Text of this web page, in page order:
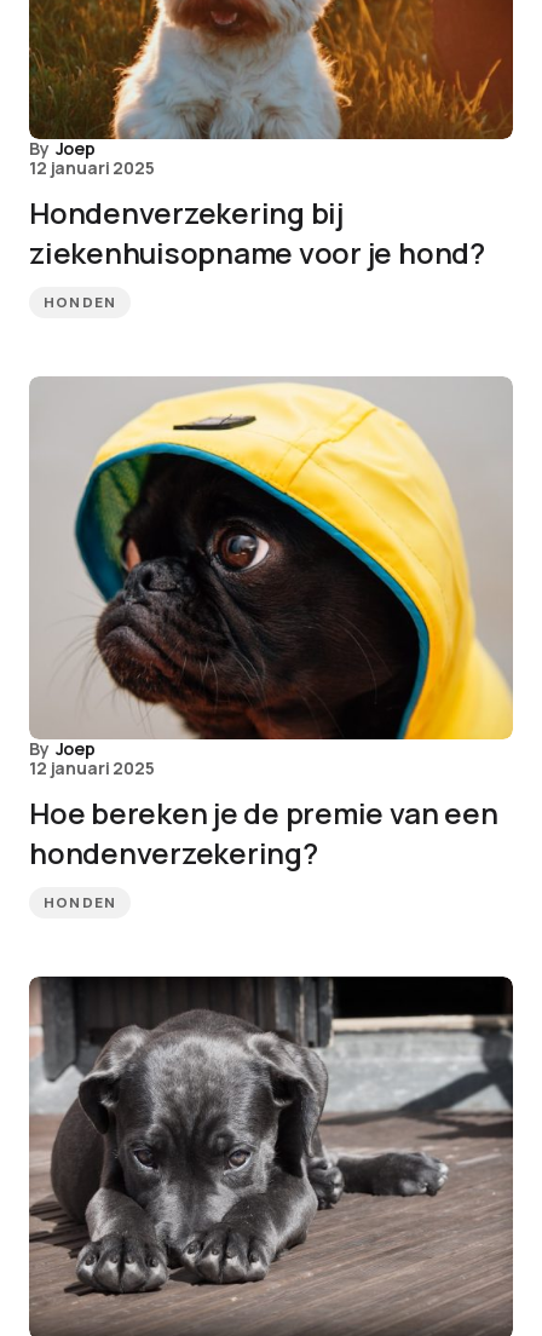
By Joep
12 januari 2025
Hondenverzekering bij
ziekenhuisopname voor je hond?
HONDEN
By Joep
12 januari 2025
Hoe bereken je de premie van een
hondenverzekering?
HONDEN